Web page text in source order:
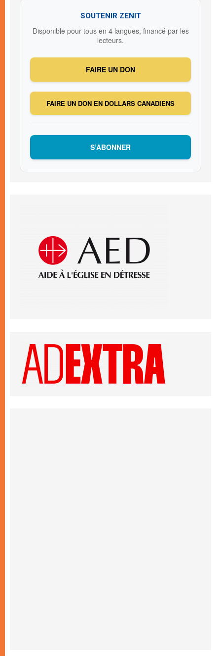
SOUTENIR ZENIT
Disponible pour tous en 4 langues, financé par les
lecteurs.
FAIRE UN DON
FAIRE UN DON EN DOLLARS CANADIENS
S’ABONNER